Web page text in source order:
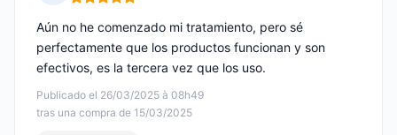
Nota: 5 de 5
Publicado el 26/03/2025 à 08h49
tras una compra de 15/03/2025
Aún no he comenzado mi tratamiento, pero sé
perfectamente que los productos funcionan y son
efectivos, es la tercera vez que los uso.